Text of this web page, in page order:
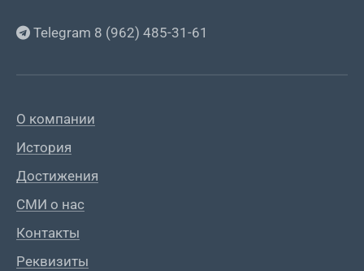
Telegram 8 (962) 485-31-61
О компании
История
Достижения
СМИ о нас
Контакты
Реквизиты